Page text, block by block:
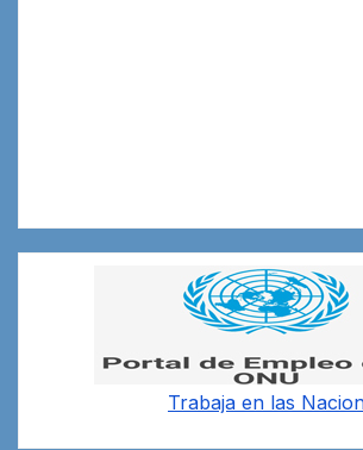
Trabaja en las